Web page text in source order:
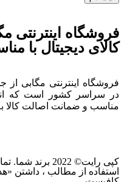
فروشگاه اینترنتی
کالای دیجیتال با
فروشگاه اینترنتی مگابی از
در سراسر کشور است که
مناسب و ضمانت اصالت کالا
کپی رایت©
استفاده از مطالب ، داشتن